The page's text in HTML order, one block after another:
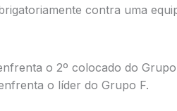
contra uma
o 2º colocado do
o líder do Grupo F.